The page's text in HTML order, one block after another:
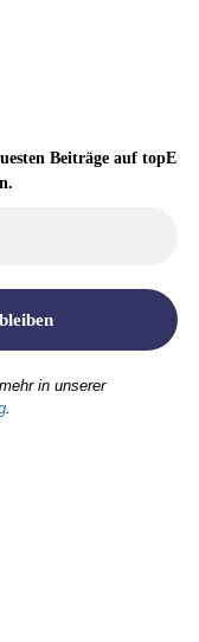
Beiträge auf topE
in unserer
.